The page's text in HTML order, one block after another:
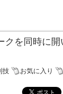
クを同時に
技 お気に入り